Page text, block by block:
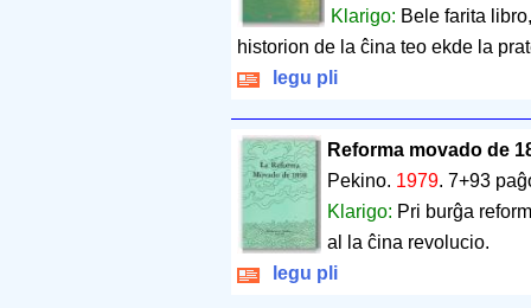
Klarigo: Bele farita
historion de la ĉina teo ekde la
legu pli
Reforma movado de
Pekino. 1979. 7+93
Klarigo: Pri burĝa
al la ĉina revolucio.
legu pli